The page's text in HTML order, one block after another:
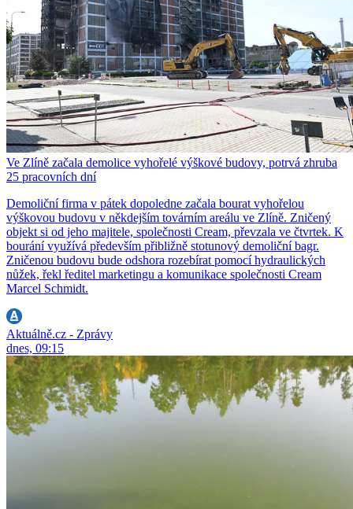
Ve Zlíně začala demolice vyhořelé výškové budovy, potrvá zhruba
25 pracovních dní
Demoliční firma v pátek dopoledne začala bourat vyhořelou
výškovou budovu v někdejším továrním areálu ve Zlíně. Zničený
objekt si od jeho majitele, společnosti Cream, převzala ve čtvrtek. K
bourání využívá především přibližně stotunový demoliční bagr.
Zničenou budovu bude odshora rozebírat pomocí hydraulických
nůžek, řekl ředitel marketingu a komunikace společnosti Cream
Marcel Schmidt.
Aktuálně.cz - Zprávy
dnes, 09:15